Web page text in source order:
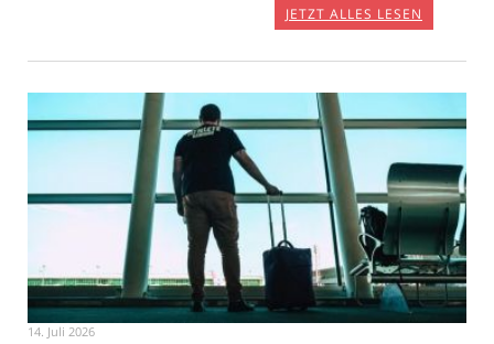
JETZT ALLES LESEN
14. Juli 2026